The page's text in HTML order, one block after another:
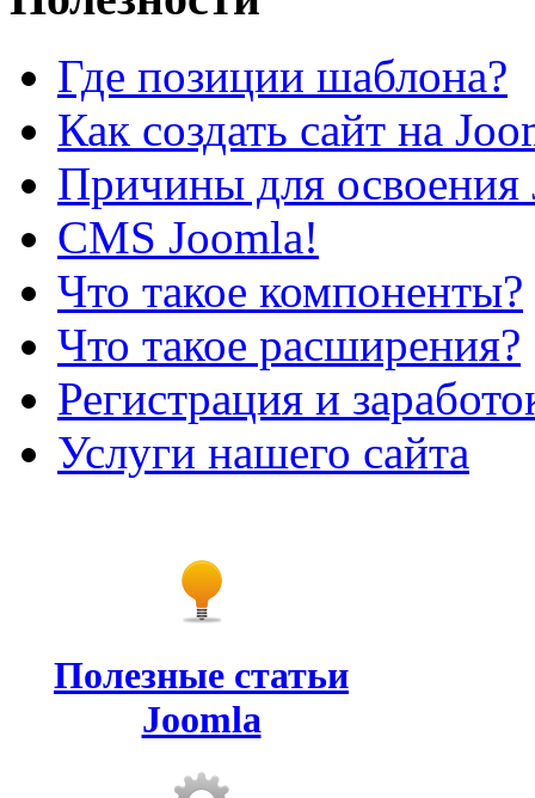
Где позиции шаблона?
Как создать сайт на
Причины для освоения
CMS Joomla!
Что такое компоненты?
Что такое расширения?
Регистрация и
Услуги нашего сайта
Полезные статьи
Joomla